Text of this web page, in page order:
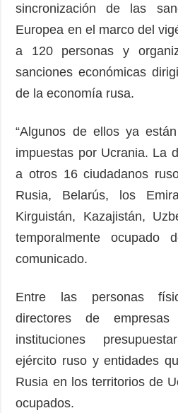
sincronización de las
Europea en el marco del
a 120 personas y
sanciones económicas
de la economía rusa.
“Algunos de ellos ya
impuestas por Ucrania. La
a otros 16 ciudadanos
Rusia, Belarús, los
Kirguistán, Kazajistán,
temporalmente ocupado
comunicado.
Entre las personas
directores de empresas
instituciones
ejército ruso y entidades
Rusia en los territorios de
ocupados.